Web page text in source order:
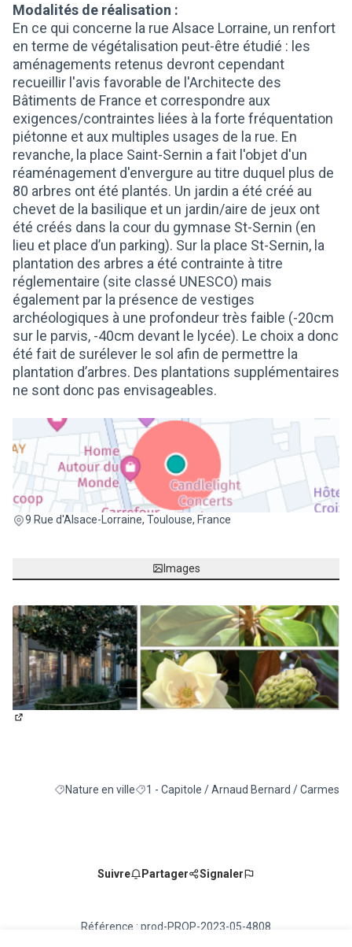
Modalités de réalisation :
En ce qui concerne la rue Alsace Lorraine, un renfort
en terme de végétalisation peut-être étudié : les
aménagements retenus devront cependant
recueillir l'avis favorable de l'Architecte des
Bâtiments de France et correspondre aux
exigences/contraintes liées à la forte fréquentation
piétonne et aux multiples usages de la rue. En
revanche, la place Saint-Sernin a fait l'objet d'un
réaménagement d'envergure au titre duquel plus de
80 arbres ont été plantés. Un jardin a été créé au
chevet de la basilique et un jardin/aire de jeux ont
été créés dans la cour du gymnase St-Sernin (en
lieu et place d’un parking). Sur la place St-Sernin, la
plantation des arbres a été contrainte à titre
réglementaire (site classé UNESCO) mais
également par la présence de vestiges
archéologiques à une profondeur très faible (-20cm
sur le parvis, -40cm devant le lycée). Le choix a donc
été fait de surélever le sol afin de permettre la
plantation d’arbres. Des plantations supplémentaires
ne sont donc pas envisageables.
9 Rue d'Alsace-Lorraine, Toulouse, France
(Lien externe)
Images
Filtrer les résultats de la catégorie : Nature en ville
Nature en villeFiltrer les résultats pour le secteur : 1 -
1 - Capitole / Arnaud Bernard / Carmes
Suivre Partager Signaler
Référence : prod-PROP-2023-05-4808